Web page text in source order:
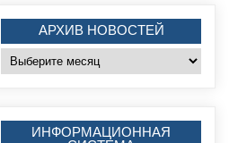
АРХИВ НОВОСТЕЙ
Архив
новостей
ИНФОРМАЦИОННАЯ